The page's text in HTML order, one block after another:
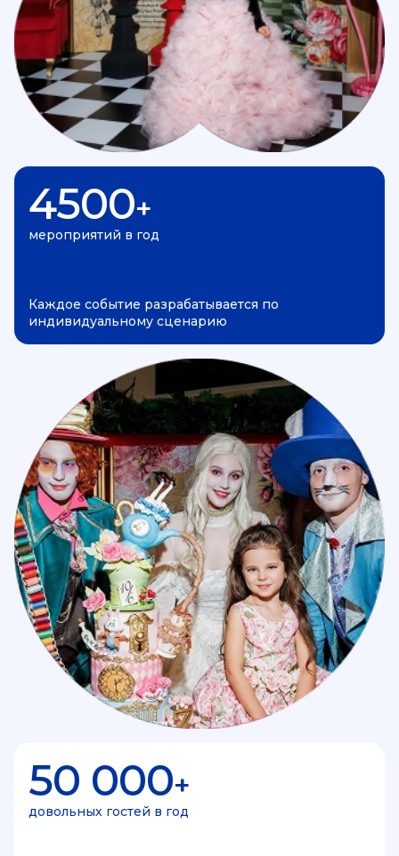
4500+
мероприятий в год
Каждое событие разрабатывается по
индивидуальному сценарию
50 000+
довольных гостей в год